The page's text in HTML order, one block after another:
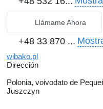
Llámame Ahora
+48 33 870 ...
wibako.pl
Dirección
Polonia, voivodato de
Juszczyn